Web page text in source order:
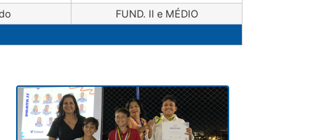
FUND. II e MÉDIO